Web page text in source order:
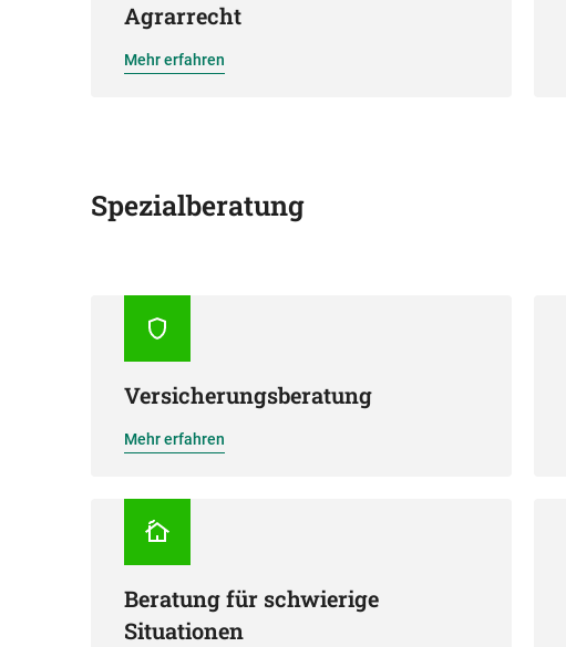
Agrarrecht
Mehr erfahren
Spezialberatung
Versicherungsberatung
Mehr erfahren
Beratung für schwierige
Situationen